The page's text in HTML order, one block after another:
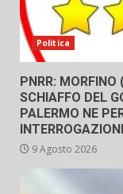
Politica
PNRR: MORFINO
SCHIAFFO DEL
PALERMO NE
9 Agosto 2026